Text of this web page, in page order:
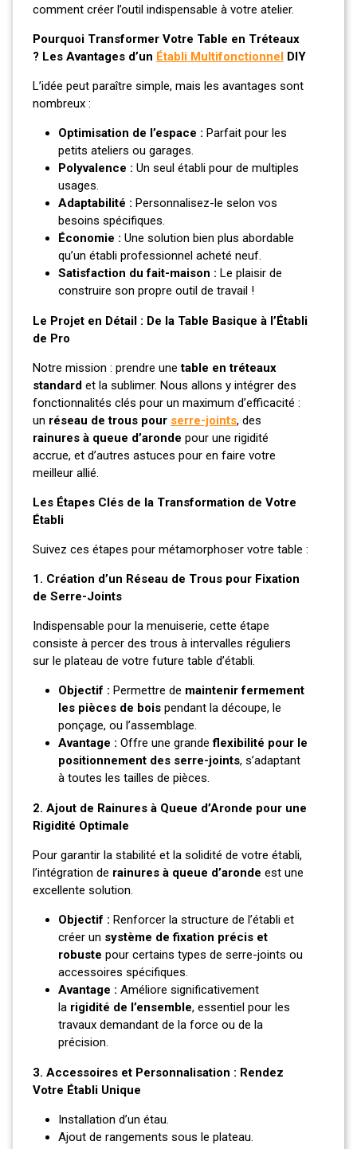
comment créer l’outil indispensable à votre atelier.
Pourquoi Transformer Votre Table en Tréteaux
? Les Avantages d’un Établi Multifonctionnel DIY
L’idée peut paraître simple, mais les avantages sont
nombreux :
Optimisation de l’espace : Parfait pour les
petits ateliers ou garages.
Polyvalence : Un seul établi pour de multiples
usages.
Adaptabilité : Personnalisez-le selon vos
besoins spécifiques.
Économie : Une solution bien plus abordable
qu’un établi professionnel acheté neuf.
Satisfaction du fait-maison : Le plaisir de
construire son propre outil de travail !
Le Projet en Détail : De la Table Basique à l’Établi
de Pro
Notre mission : prendre unetable en tréteaux
standard et la sublimer. Nous allons y intégrer des
fonctionnalités clés pour un maximum d’efficacité :
un réseau de trous pour serre-joints, des
rainures à queue d’aronde pour une rigidité
accrue, et d’autres astuces pour en faire votre
meilleur allié.
Les Étapes Clés de la Transformation de Votre
Établi
Suivez ces étapes pour métamorphoser votre table :
1. Création d’un Réseau de Trous pour Fixation
de Serre-Joints
Indispensable pour la menuiserie, cette étape
consiste à percer des trous à intervalles réguliers
sur le plateau de votre future table d’établi.
Objectif : Permettre de maintenir fermement
les pièces de bois pendant la découpe, le
ponçage, ou l’assemblage.
Avantage : Offre une grandeflexibilité pour le
positionnement des serre-joints, s’adaptant
à toutes les tailles de pièces.
2. Ajout de Rainures à Queue d’Aronde pour une
Rigidité Optimale
Pour garantir la stabilité et la solidité de votre établi,
l’intégration de rainures à queue d’aronde est une
excellente solution.
Objectif : Renforcer la structure de l’établi et
créer un système de fixation précis et
robuste pour certains types de serre-joints ou
accessoires spécifiques.
Avantage : Améliore significativement
la rigidité de l’ensemble, essentiel pour les
travaux demandant de la force ou de la
précision.
3. Accessoires et Personnalisation : Rendez
Votre Établi Unique
Installation d’un étau.
Ajout de rangements sous le plateau.